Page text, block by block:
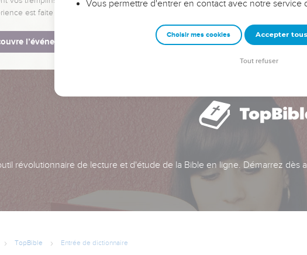
est faite pour vous.
l’événement
révolutionnaire de lecture et d'étude de la Bible en ligne. Démarrez dès
TopBible Entrée de dictionnaire
Vous permettre d'entrer en contact avec notre service
Choisir mes cookies Accepter
Tout refuser